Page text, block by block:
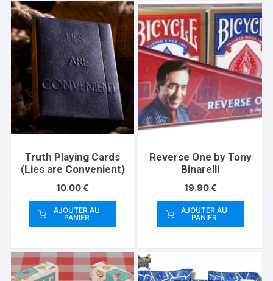
Truth Playing Cards
(Lies are Convenient)
10.00€
AJOUTER AU
PANIER
Reverse One by Tony
Binarelli
19.90€
AJOUTER AU
PANIER